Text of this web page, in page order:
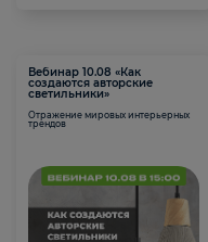
Вебинар 10.08 «Как
создаются авторские
светильники»
Отражение мировых интерьерных
трендов